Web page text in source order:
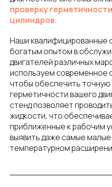
проверку
цилиндров.
Наши квалифицированные
богатым опытом в
двигателей различных
используем современное
чтобы обеспечить
герметичности вашего
стенд позволяет
жидкости, что
приближенные к рабочим
выявить даже самые
температурном